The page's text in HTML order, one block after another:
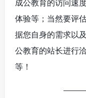
成公教育的访问速
体验等；当然要评
据您自身的需求以
公教育的站长进行
等！